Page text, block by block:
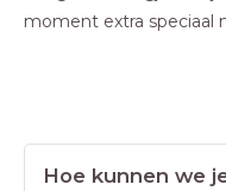
moment extra speciaal
Hoe kunnen we